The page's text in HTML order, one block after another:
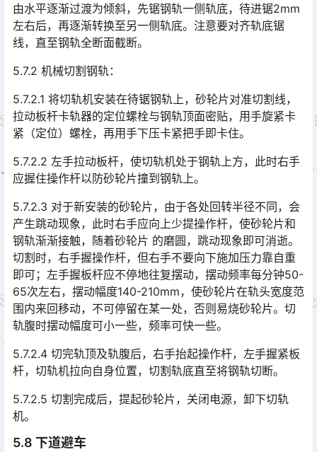
由水平逐渐过渡为倾斜，先锯钢轨一侧轨底，待进锯2mm
左右后，再逐渐转换至另一侧轨底。注意要对齐轨底锯
线，直至钢轨全断面截断。󠅅󠅃󠄵󠅂󠄪󠇖󠆨󠆨󠇕󠆞󠆒󠅬󠇘󠆭󠆘󠇙󠆝󠅵󠇗󠆭󠆁󠄐󠇗󠅹󠅸󠇖󠆍󠅳󠇖󠅹󠅰󠇖󠆌󠅹
5.7.2 机械切割钢轨：
5.7.2.1 将切轨机安装在待锯钢轨上，砂轮片对准切割线，
拉动板杆卡轨器的定位螺栓与钢轨顶面密贴，用手旋紧卡
紧（定位）螺栓，再用手下压卡紧把手即卡住。
5.7.2.2 左手拉动板杆，使切轨机处于钢轨上方，此时右手
应握住操作杆以防砂轮片撞到钢轨上。
5.7.2.3 对于新安装的砂轮片，由于各处回转半径不同，会
产生跳动现象，此时右手应向上少提操作杆，使砂轮片和
钢轨渐渐接触，随着砂轮片 的磨圆，跳动现象即可消逝。
切割时，右手握操作杆，但右手不要向下施加压力靠自重
即可；左手握板杆应不停地往复摆动，摆动频率每分钟50-
65次左右，摆动幅度140-210mm，使砂轮片在轨头宽度范
围内来回移动，不可停留在某一处，否则易烧砂轮片。切
轨腹时摆动幅度可小一些，频率可快一些。󠅅󠅃󠄵󠅂󠄪󠇖󠆨󠆨󠇕󠆞󠆒󠅬󠇘󠆭󠆘󠇙󠆝󠅵󠇗󠆭󠆁󠄐󠇗󠅹󠅸󠇖󠆍󠅳󠇖󠅹󠅰󠇖󠆌󠅹
5.7.2.4 切完轨顶及轨腹后，右手抬起操作杆，左手握紧板
杆，切轨机拉向自身位置，切割轨底直至将钢轨切断。
5.7.2.5 切割完成后，提起砂轮片，关闭电源，卸下切轨
机。
5.8 下道避车